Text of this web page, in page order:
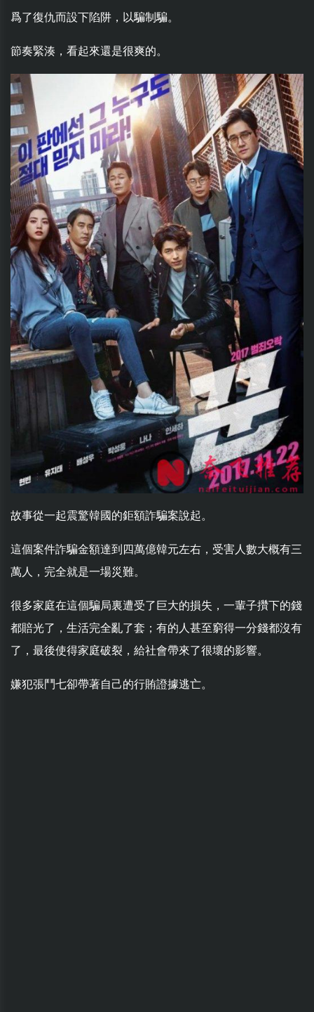
爲了復仇而設下陷阱，以騙制騙。
節奏緊湊，看起來還是很爽的。
故事從一起震驚韓國的鉅額詐騙案說起。
這個案件詐騙金額達到四萬億韓元左右，受害人數大概有三
萬人，完全就是一場災難。
很多家庭在這個騙局裏遭受了巨大的損失，一輩子攢下的錢
都賠光了，生活完全亂了套；有的人甚至窮得一分錢都沒有
了，最後使得家庭破裂，給社會帶來了很壞的影響。
嫌犯張鬥七卻帶著自己的行賄證據逃亡。